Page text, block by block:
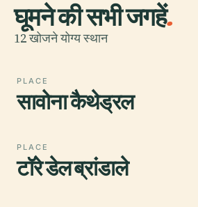
घूमने की सभी जगहें.
12 खोजने योग्य स्थान
PLACE
सावोना कैथेड्रल
PLACE
टॉरे डेल ब्रांडाले